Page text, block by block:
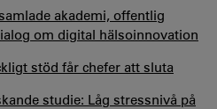
akademi, offentlig
om digital hälsoinnovation
stöd får chefer att sluta
studie: Låg stressnivå på